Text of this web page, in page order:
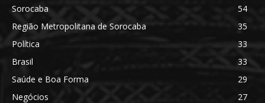
Sorocaba
54
Região Metropolitana de Sorocaba
35
Política
33
Brasil
33
Saúde e Boa Forma
29
Negócios
27